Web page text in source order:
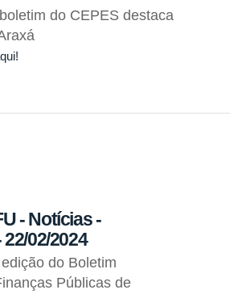
do CEPES destaca
- Notícias -
02/2024
do Boletim
Públicas de